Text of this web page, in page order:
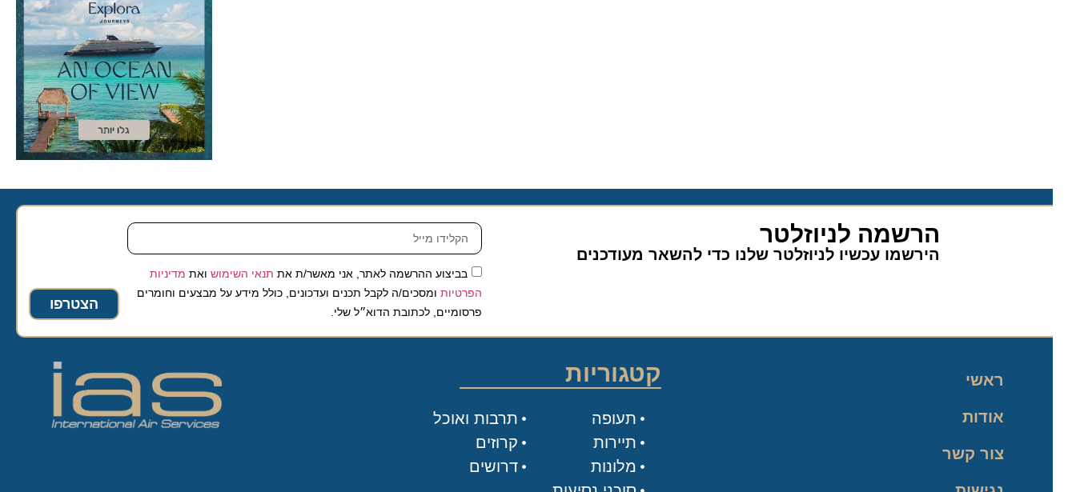
הרשמה לניוזלטר
הירשמו עכשיו לניוזלטר שלנו כדי להשאר מעודכנים
בביצוע ההרשמה לאתר, אני מאשר/ת אתתנאי השימושואת מדיניות
הפרטיותומסכים/ה לקבל תכנים ועדכונים, כולל מידע על מבצעים וחומרים
פרסומיים, לכתובת הדוא״ל שלי.
הצטרפו
ראשי
אודות
צור קשר
קטגוריות
תעופה
תיירות
מלונות
תרבות ואוכל
קרוזים
דרושים